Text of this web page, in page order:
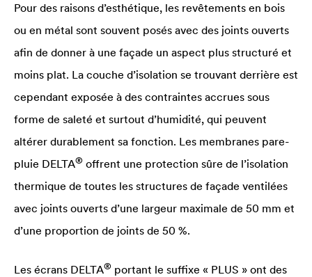
Pour des raisons d’esthétique, les revêtements en bois
ou en métal sont souvent posés avec des joints ouverts
afin de donner à une façade un aspect plus structuré et
moins plat. La couche d’isolation se trouvant derrière est
cependant exposée à des contraintes accrues sous
forme de saleté et surtout d’humidité, qui peuvent
altérer durablement sa fonction. Les membranes pare-
pluie DELTA® offrent une protection sûre de l’isolation
thermique de toutes les structures de façade ventilées
avec joints ouverts d’une largeur maximale de 50 mm et
d’une proportion de joints de 50 %.
Les écrans DELTA® portant le suffixe « PLUS » ont des